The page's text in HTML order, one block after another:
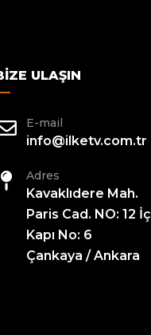
ULAŞIN
E-mail
info@ilketv.com.tr
Adres
Kavaklıdere Mah.
Paris Cad. NO: 12 İç
Kapı No: 6
Çankaya / Ankara